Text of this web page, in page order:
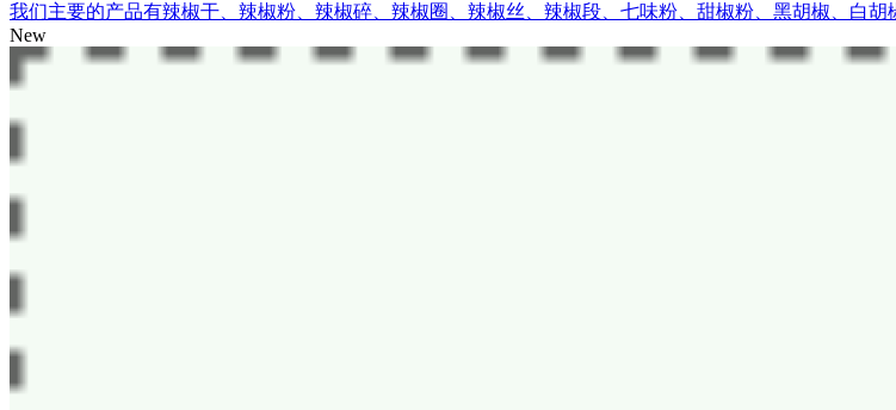
我们主要的产品有辣椒干、辣椒粉、辣椒碎、辣椒圈、辣椒丝、辣椒段、七味粉、甜椒粉、黑胡椒、白胡
New